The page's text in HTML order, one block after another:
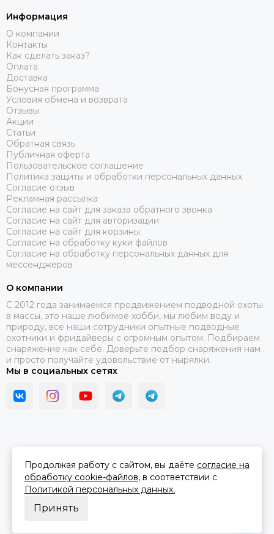
Информация
О компании
Контакты
Как сделать заказ?
Оплата
Доставка
Бонусная программа
Условия обмена и возврата
Отзывы
Акции
Статьи
Обратная связь
Публичная оферта
Пользовательское соглашение
Политика защиты и обработки персональных данных
Согласие отзыв
Рекламная рассылка
Согласие на сайт для заказа обратного звонка
Согласие на сайт для авторизации
Согласие на сайт для корзины
Согласие на обработку куки файлов
Согласие на обработку персональных данных для
мессенджеров
О компании
C 2012 года занимаемся продвижением подводной охоты
в массы, это наше любимое хобби, мы любим воду и
природу, все наши сотрудники опытные подводные
охотники и фридайверы с огромным опытом. Подбираем
снаряжение как себе. Доверьте подбор снаряжения нам
и просто получайте удовольствие от нырялки.
Мы в социальных сетях
Сделано вMOSK.STUDIOдля платформыInSales
Продолжая работу с сайтом, вы даёте согласие на
обработку cookie-файлов, в соответствии с
Политикой персональных данных.
Принять